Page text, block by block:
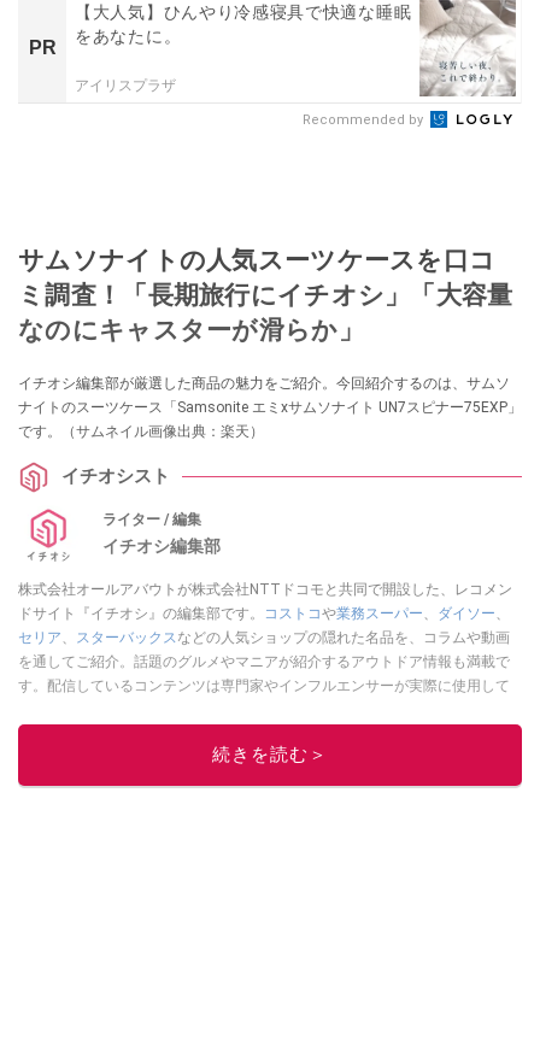
PR
【大人気】ひんやり冷感寝具で快適な睡眠
をあなたに。
アイリスプラザ
Recommended by
サムソナイトの人気スーツケースを口コ
ミ調査！「長期旅行にイチオシ」「大容量
なのにキャスターが滑らか」
イチオシ編集部が厳選した商品の魅力をご紹介。今回紹介するのは、サムソ
ナイトのスーツケース「Samsonite エミxサムソナイト UN7スピナー75EXP」
です。（サムネイル画像出典：楽天）
イチオシスト
ライター / 編集
イチオシ編集部
株式会社オールアバウトが株式会社NTTドコモと共同で開設した、レコメン
ドサイト『イチオシ』の編集部です。
コストコや業務スーパー ダイソー
セリア
スターバックス などの人気ショップの隠れた名品を、コラムや動画
を通してご紹介。話題のグルメやマニアが紹介するアウトドア情報も満載で
す。配信しているコンテンツは専門家やインフルエンサーが実際に使用して
ニュースでフォロー
続きを読む＞